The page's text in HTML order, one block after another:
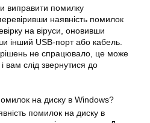
виправити помилку
наявність помилок
на віруси, оновивши
інший USB-порт або кабель.
не спрацювало, це може
вам слід звернутися до
на диску в Windows?
помилок на диску в